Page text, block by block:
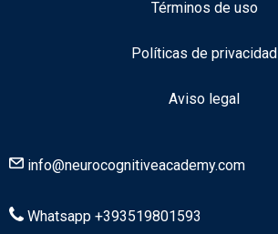
Términos de uso
Políticas de privacidad
Aviso legal
info@neurocognitiveacademy.com
Whatsapp +393519801593